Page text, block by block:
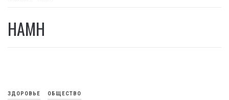
НАМН
ЗДОРОВЬЕ ОБЩЕСТВО